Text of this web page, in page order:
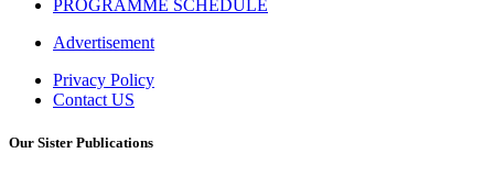
PROGRAMME SCHEDULE
Advertisement
Privacy Policy
Contact US
Our Sister Publications